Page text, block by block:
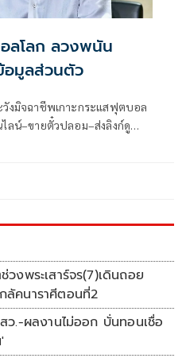
อลโลก ลวงพนัน
มูลส่วนตัว
งมิจฉาชีพเกาะกระแสฟุตบอล
ลน์–ขายตั๋วปลอม–ส่งลิงก์ดู
งพระเสาร์จร(7)เดินถอย
ลัคนาราศีตอนที่2
.-ผลงานไม่ออก บั่นทอนเชื่อ